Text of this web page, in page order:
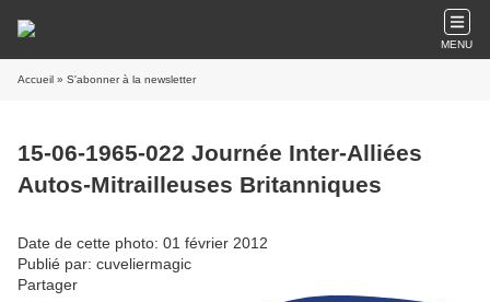
MENU
Accueil » S'abonner à la newsletter
15-06-1965-022 Journée Inter-Alliées
Autos-Mitrailleuses Britanniques
Date de cette photo: 01 février 2012
Publié par: cuveliermagic
Partager